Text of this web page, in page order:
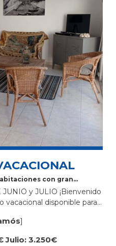
con gran
y JULIO ¡Bienvenido
vacacional disponible para
de Palamós, ofrece...
]
Julio: 3.250€